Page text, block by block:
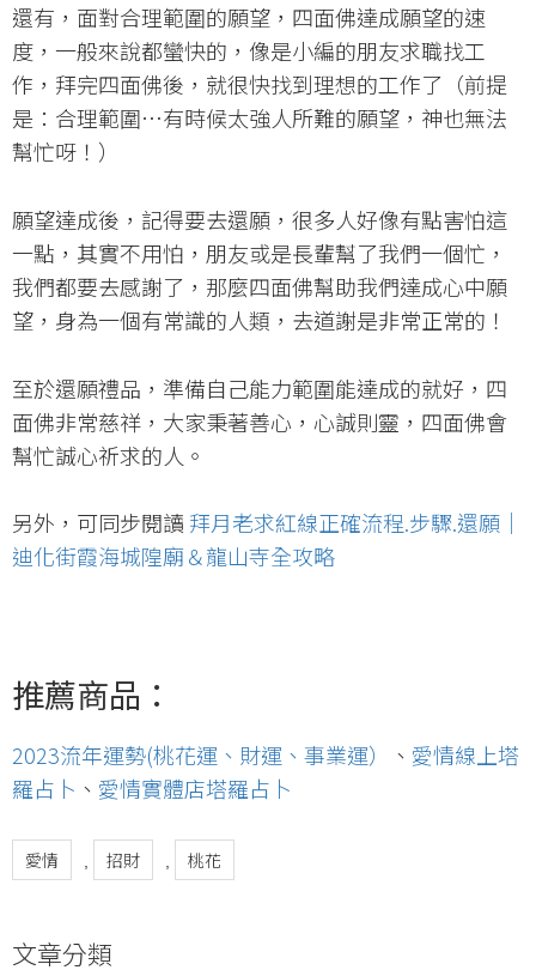
還有，面對合理範圍的願望，四面佛達成願望的速
度，一般來說都蠻快的，像是小編的朋友求職找工
作，拜完四面佛後，就很快找到理想的工作了（前提
是：合理範圍…有時候太強人所難的願望，神也無法
幫忙呀！）
願望達成後，記得要去還願，很多人好像有點害怕這
一點，其實不用怕，朋友或是長輩幫了我們一個忙，
我們都要去感謝了，那麼四面佛幫助我們達成心中願
望，身為一個有常識的人類，去道謝是非常正常的！
至於還願禮品，準備自己能力範圍能達成的就好，四
面佛非常慈祥，大家秉著善心，心誠則靈，四面佛會
幫忙誠心祈求的人。
另外，可同步閱讀 拜月老求紅線正確流程.步驟.還願｜
迪化街霞海城隍廟＆龍山寺全攻略
推薦商品：
2023流年運勢(桃花運、財運、事業運） 、 愛情線上塔
羅占卜 、 愛情實體店塔羅占卜
愛情 招財 桃花
文章分類